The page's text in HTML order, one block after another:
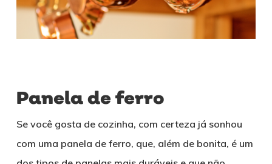
Panela de ferro
Se você gosta de cozinha, com certeza já sonhou
com uma panela de ferro, que, além de bonita, é um